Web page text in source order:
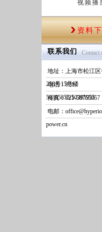
视频播
资料
联系我们 Contact
地址：上海市松江
258号15号楼
电话：021-
50395855/50395955
传真：021-58755957
电邮：
power.cn